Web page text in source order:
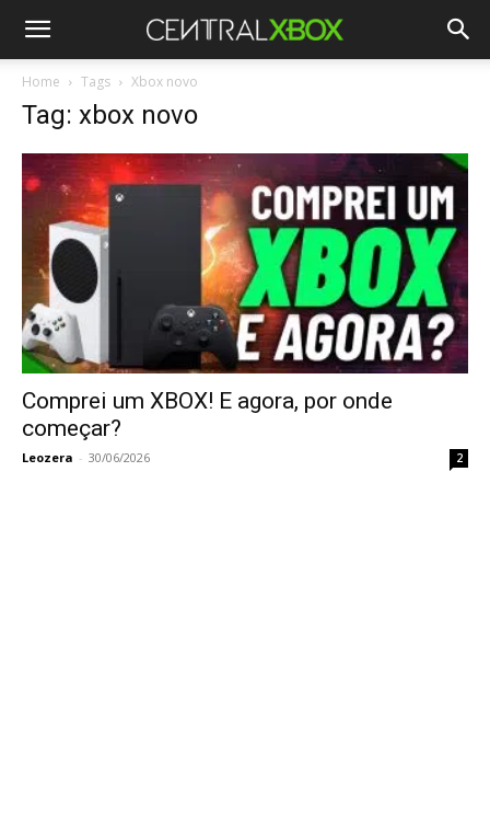
Home Tags Xbox novo
Tag: xbox novo
Comprei um XBOX! E agora, por onde
começar?
Leozera - 30/06/2026 2